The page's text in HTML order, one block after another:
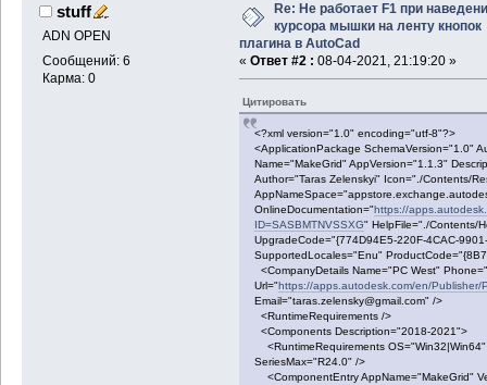
stuff
ADN OPEN
Сообщений: 6
Карма: 0
Re: Не работает F1 при
курсора мышки на ленту кнопок
плагина в AutoCad
« Ответ #2 : 08-04-2021, 21:19:20 »
Цитировать
<?xml version="1.0" encoding="utf-8"?>
<ApplicationPackage SchemaVersion="1.0"
Name="MakeGrid" AppVersion="1.1.3"
Author="Taras Zelenskyi" Icon="./Contents/
OnlineDocumentation="https://
ID=SASBMTNVSSXG" HelpFile="./Contents/
UpgradeCode="{774D94E5-220F-4CAC-
SupportedLocales="Enu"
<CompanyDetails Name="PC West"
Url="https://apps.autodesk.com/en/Publisher/
Email="taras.zelensky@gmail.com" />
<RuntimeRequirements />
<Components Description="2018-2021">
<RuntimeRequirements
SeriesMax="R24.0" />
<ComponentEntry AppName="MakeGrid"